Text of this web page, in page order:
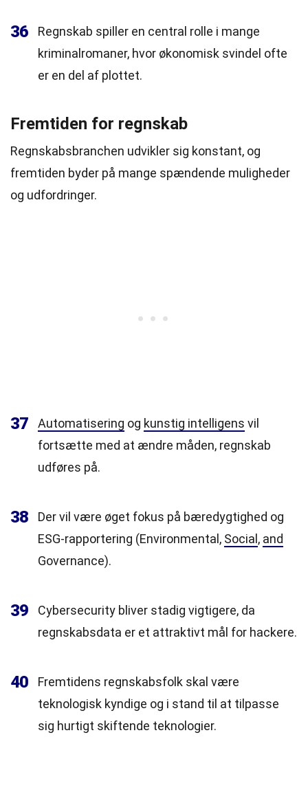
36
Regnskab spiller en central rolle i mange
kriminalromaner, hvor økonomisk svindel ofte
er en del af plottet.
Fremtiden for regnskab
Regnskabsbranchen udvikler sig konstant, og
fremtiden byder på mange spændende muligheder
og udfordringer.
37 Automatisering og kunstig intelligens vil
fortsætte med at ændre måden, regnskab
udføres på.
38
Der vil være øget fokus på bæredygtighed og
ESG-rapportering (Environmental, Social , and
Governance).
39
Cybersecurity bliver stadig vigtigere, da
regnskabsdata er et attraktivt mål for hackere.
40
Fremtidens regnskabsfolk skal være
teknologisk kyndige og i stand til at tilpasse
sig hurtigt skiftende teknologier.